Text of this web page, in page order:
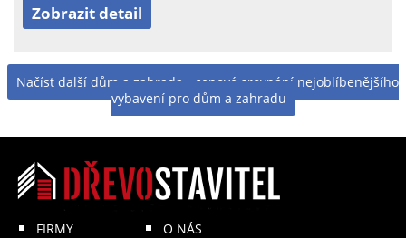
Zobrazit detail
Načíst další dům a zahrada - cenové srovnání nejoblíbenějšího
vybavení pro dům a zahradu
FIRMY
O NÁS